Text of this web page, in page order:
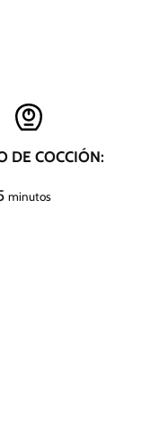
DE COCCIÓN:
m
minutos